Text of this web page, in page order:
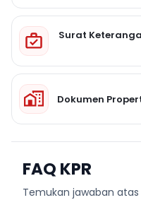
Surat
Dokumen
FAQ KPR
Temukan jawaban